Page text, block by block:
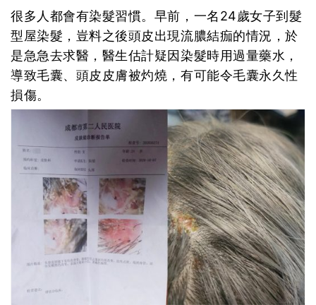
很多人都會有染髮習慣。早前，一名24歲女子到髮
型屋染髮，豈料之後頭皮出現流膿結痂的情況，於
是急急去求醫，醫生估計疑因染髮時用過量藥水，
導致毛囊、頭皮皮膚被灼燒，有可能令毛囊永久性
損傷。